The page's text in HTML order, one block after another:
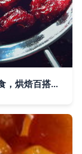
三只松鼠蔓越莓干 甜蜜小巧的抖音网红零食，烘焙百搭原料，解锁冬季舌尖新体验